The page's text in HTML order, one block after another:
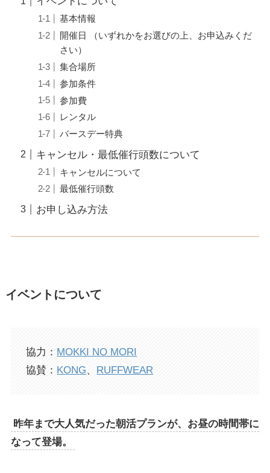
基本情報
開催日 （いずれかをお選びの上、お申込みくだ
さい）
集合場所
参加条件
参加費
レンタル
バースデー特典
キャンセル・最低催行頭数について
キャンセルについて
最低催行頭数
お申し込み方法
イベントについて
協力： MOKKI NO MORI
協賛： KONG、 RUFFWEAR
昨年まで大人気だった朝活プランが、お昼の時間帯に
なって登場。